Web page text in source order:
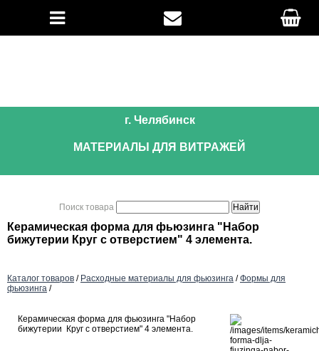
г. Челябинск
МАТЕРИАЛЫ ДЛЯ ВИТРАЖЕЙ
Поиск товара
Керамическая форма для фьюзинга "Набор
бижутерии Круг с отверстием" 4 элемента.
Каталог товаров / Расходные материалы для фьюзинга /Формы для
фьюзинга /
Керамическая форма для фьюзинга "Набор
бижутерии Круг с отверстием" 4 элемента.